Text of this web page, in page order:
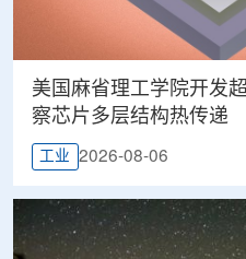
美国麻省理工学院开发
察芯片多层结构热传递
工业 2026-08-06